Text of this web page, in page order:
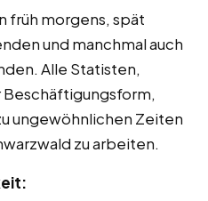
früh morgens, spät
und manchmal auch
Alle Statisten,
Beschäftigungsform,
ungewöhnlichen Zeiten
zu arbeiten.